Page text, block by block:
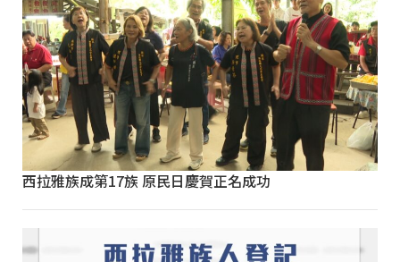
西拉雅族成第17族 原民日慶賀正名成功